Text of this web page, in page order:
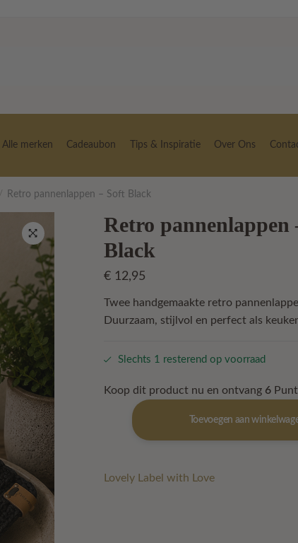
Alle merken Cadeaubon Tips & Inspiratie Over Ons
/ Retro pannenlappen – Soft Black
🔍
Retro pannenlappen
Black
€12,95
Twee handgemaakte retro
Duurzaam, stijlvol en perfect als
Slechts 1 resterend op voorraad
Koop dit product nu en ontvang 6
pannenlappen
Black
Toevoegen aan
Lovely Label with Love